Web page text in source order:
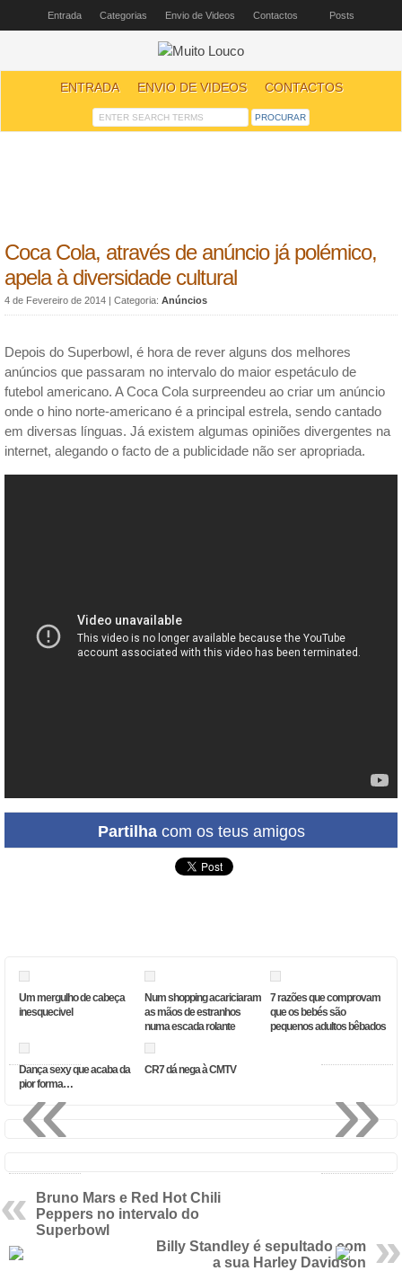
Entrada Categorias Envio de Videos Contactos Posts
ENTRADA ENVIO DE VIDEOS CONTACTOS
Coca Cola, através de anúncio já polémico,
apela à diversidade cultural
4 de Fevereiro de 2014 | Categoria: Anúncios
Depois do Superbowl, é hora de rever alguns dos melhores
anúncios que passaram no intervalo do maior espetáculo de
futebol americano. A Coca Cola surpreendeu ao criar um anúncio
onde o hino norte-americano é a principal estrela, sendo cantado
em diversas línguas. Já existem algumas opiniões divergentes na
internet, alegando o facto de a publicidade não ser apropriada.
Partilhacom os teus amigos
Um mergulho de cabeça
inesquecivel
Num shopping acariciaram
as mãos de estranhos
numa escada rolante
7 razões que comprovam
que os bebés são
pequenos adultos bêbados
Dança sexy que acaba da
pior forma…
CR7 dá nega à CMTV
Bruno Mars e Red Hot Chili
Peppers no intervalo do
Superbowl
Billy Standley é sepultado com
a sua Harley Davidson
»
«